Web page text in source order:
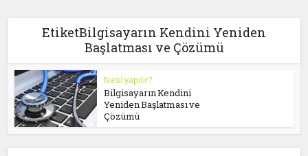
EtiketBilgisayarın Kendini Yeniden
Başlatması ve Çözümü
Nasıl yapılır?
Bilgisayarın Kendini
Yeniden Başlatması ve
Çözümü